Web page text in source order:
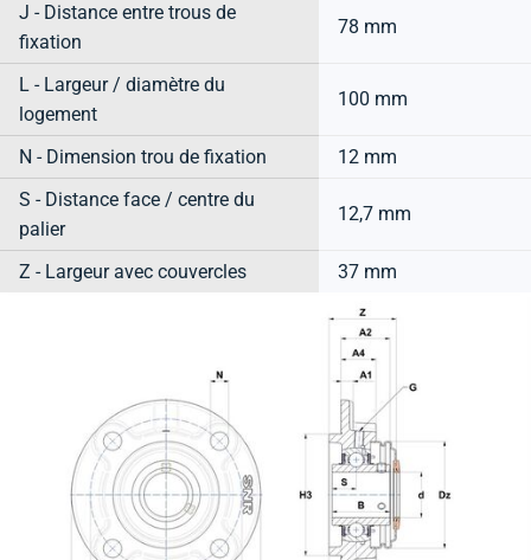
J - Distance entre trous de
fixation
78 mm
L - Largeur / diamètre du
logement
100 mm
N - Dimension trou de fixation
12 mm
S - Distance face / centre du
palier
12,7 mm
Z - Largeur avec couvercles 37 mm